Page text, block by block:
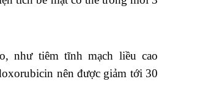
như tiêm tĩnh mạch liều cao
nên được giảm tới 30